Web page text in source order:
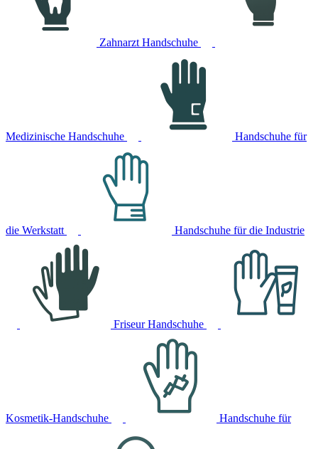
Zahnarzt Handschuhe
Medizinische Handschuhe Handschuhe für
die Werkstatt Handschuhe für die Industrie
Friseur Handschuhe
Kosmetik-Handschuhe Handschuhe für